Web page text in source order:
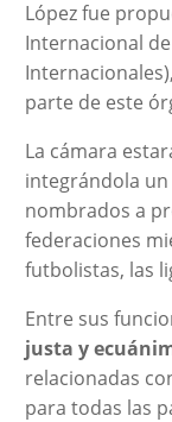
López fue
Internacional
parte de este
La cámara
integrándola
nombrados a
federaciones
futbolistas, las
Entre sus
justa y
relacionadas
para todas las